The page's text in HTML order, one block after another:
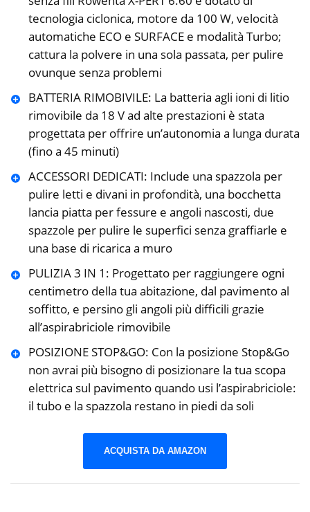
tecnologia ciclonica, motore da 100 W, velocità
automatiche ECO e SURFACE e modalità Turbo;
cattura la polvere in una sola passata, per pulire
ovunque senza problemi
BATTERIA RIMOBIVILE: La batteria agli ioni di litio
rimovibile da 18 V ad alte prestazioni è stata
progettata per offrire un’autonomia a lunga durata
(fino a 45 minuti)
ACCESSORI DEDICATI: Include una spazzola per
pulire letti e divani in profondità, una bocchetta
lancia piatta per fessure e angoli nascosti, due
spazzole per pulire le superfici senza graffiarle e
una base di ricarica a muro
PULIZIA 3 IN 1: Progettato per raggiungere ogni
centimetro della tua abitazione, dal pavimento al
soffitto, e persino gli angoli più difficili grazie
all’aspirabriciole rimovibile
POSIZIONE STOP&GO: Con la posizione Stop&Go
non avrai più bisogno di posizionare la tua scopa
elettrica sul pavimento quando usi l’aspirabriciole:
il tubo e la spazzola restano in piedi da soli
ACQUISTA DA AMAZON